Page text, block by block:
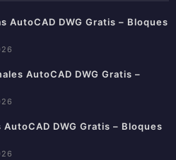
AutoCAD DWG Gratis – Bloques
AutoCAD DWG Gratis –
AutoCAD DWG Gratis – Bloques